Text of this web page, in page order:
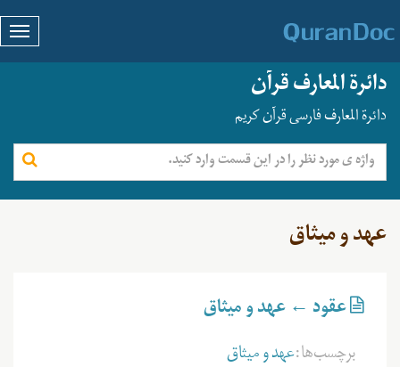
دائرة المعارف قرآن
دائرة المعارف فارسی قرآن کریم
عهد و میثاق
عقود ← عهد و میثاق
برچسب‌ها:عهد و میثاق